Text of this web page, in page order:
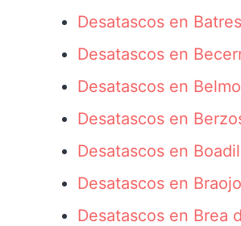
Desatascos en Batres
Desatascos en
Desatascos en
Desatascos en
Desatascos en
Desatascos en
Desatascos en Brea